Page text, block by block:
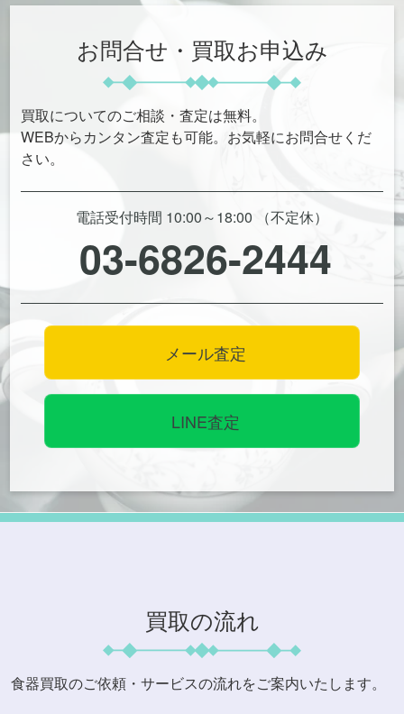
お問合せ・買取お申込み
買取についてのご相談・査定は無料。
WEBからカンタン査定も可能。お気軽にお問合せくだ
さい。
電話受付時間 10:00～18:00 （不定休）
03-6826-2444
メール査定
LINE査定
買取の流れ
食器買取のご依頼・サービスの流れをご案内いたします。